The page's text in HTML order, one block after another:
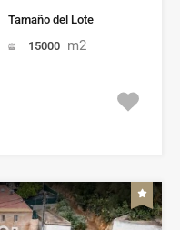
Tamaño del Lote
15000 m2